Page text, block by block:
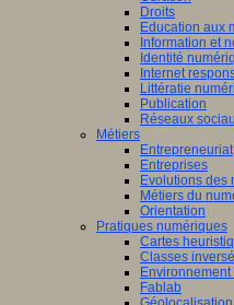
Droits
Education aux
Information et
Identité
Internet
Littératie
Publication
Réseaux
Métiers
Entrepreneuriat
Entreprises
Evolutions des
Métiers du
Orientation
Pratiques numériques
Cartes
Classes
Fablab